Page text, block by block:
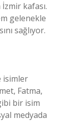
kafası.
gelenekle
sağlıyor.
isimler
Fatma,
bir isim
medyada